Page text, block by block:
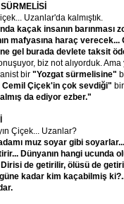
SÜRMELİSİ
Uzanlar'da kalmıştık.
kaçak insanın barınması
mafyasına haraç verecek...
gel burada devlete taksit
biz not alıyorduk.
bir "Yozgat sürmelisine"
Cemil Çiçek'in çok sevdiği"
almış da ediyor ezber."
Çiçek... Uzanlar?
muz soyar gibi soyarlar...
Dünyanın hangi ucunda
Dirisi de getirilir, ölüsü de
kadar kim kaçabilmiş